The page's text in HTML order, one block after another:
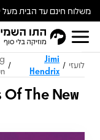
ש״ח
לועזי /
Jimi
Hendrix
/
The New